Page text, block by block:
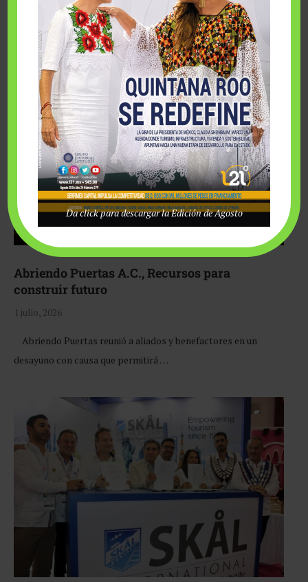
Fairmont Mayakoba y Make-A-Wish México unieron
esfuerzos para hacer realidad el deseo de una …
Abriendo Puertas A.C., Recursos para
construir futuro
1 julio, 2026
Abriendo Puertas reunió a aliados y benefactores en un
desayuno con causa que permitirá …
Da click para descargar la Edición de Agosto